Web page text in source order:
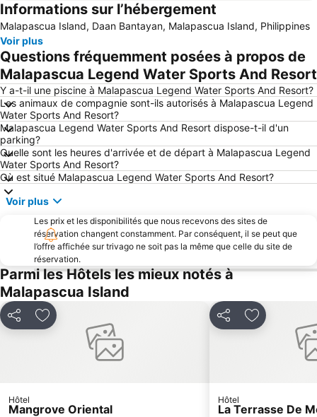
Informations sur l’hébergement
Malapascua Island, Daan Bantayan, Malapascua Island, Philippines
Voir plus
Questions fréquemment posées à propos de
Malapascua Legend Water Sports And Resort
Y a-t-il une piscine à Malapascua Legend Water Sports And Resort?
Les animaux de compagnie sont-ils autorisés à Malapascua Legend
Water Sports And Resort?
Malapascua Legend Water Sports And Resort dispose-t-il d'un
parking?
Quelle sont les heures d'arrivée et de départ à Malapascua Legend
Water Sports And Resort?
Où est situé Malapascua Legend Water Sports And Resort?
Voir plus
Les prix et les disponibilités que nous recevons des sites de
réservation changent constamment. Par conséquent, il se peut que
l’offre affichée sur trivago ne soit pas la même que celle du site de
réservation.
Parmi les Hôtels les mieux notés à
Malapascua Island
PartagerAjouter à mes favoris
Hôtel
Mangrove Oriental
PartagerAjouter à
Hôtel
La Terrasse De